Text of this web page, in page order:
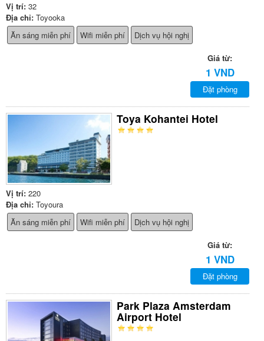
Vị trí: 32
Địa chỉ: Toyooka
Ăn sáng miễn phí
Wifi miễn phí Dịch vụ hội nghị
Giá từ:
1 VND
Đặt phòng
Toya Kohantei Hotel
Vị trí: 220
Địa chỉ: Toyoura
Ăn sáng miễn phí
Wifi miễn phí Dịch vụ hội nghị
Giá từ:
1 VND
Đặt phòng
Park Plaza Amsterdam
Airport Hotel